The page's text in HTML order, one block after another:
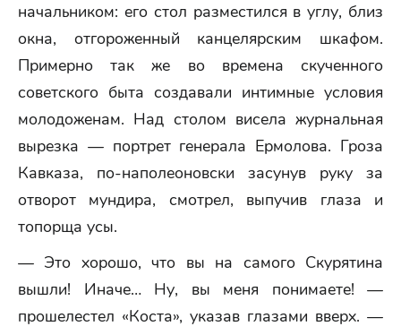
начальником: его стол разместился в углу, близ
окна, отгороженный канцелярским шкафом.
Примерно так же во времена скученного
советского быта создавали интимные условия
молодоженам. Над столом висела журнальная
вырезка — портрет генерала Ермолова. Гроза
Кавказа, по-наполеоновски засунув руку за
отворот мундира, смотрел, выпучив глаза и
топорща усы.
— Это хорошо, что вы на самого Скурятина
вышли! Иначе… Ну, вы меня понимаете! —
прошелестел «Коста», указав глазами вверх. —